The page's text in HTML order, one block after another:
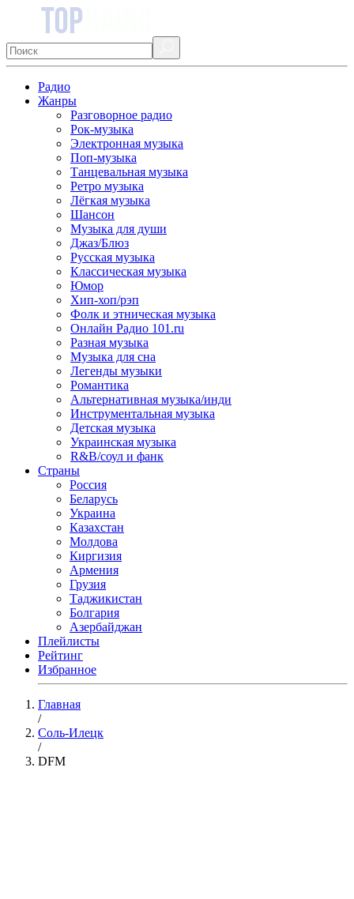
Радио
Жанры
Разговорное радио
Рок-музыка
Электронная музыка
Поп-музыка
Танцевальная музыка
Ретро музыка
Лёгкая музыка
Шансон
Музыка для души
Джаз/Блюз
Русская музыка
Классическая музыка
Юмор
Хип-хоп/рэп
Фолк и этническая музыка
Онлайн Радио 101.ru
Разная музыка
Музыка для сна
Легенды музыки
Романтика
Альтернативная музыка/инди
Инструментальная музыка
Детская музыка
Украинская музыка
R&B/cоул и фанк
Страны
Россия
Беларусь
Украина
Казахстан
Молдова
Киргизия
Армения
Грузия
Таджикистан
Болгария
Азербайджан
Плейлисты
Рейтинг
Избранное
Главная
/
Соль-Илецк
/
DFM